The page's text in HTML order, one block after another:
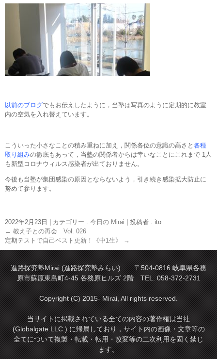
以前のブログでもお伝えしたように，当塾は写真のように定期的に教室
内の空気を入れ替えています。
こういった小さなことの積み重ねに加え，関係各位の意識の高さと 各種
取り組みの徹底もあって，当塾の関係者からは幸いなことにこれまで 1人
も新型コロナウィルス感染者が出ておりません。
今後も当塾が集団感染の原因とならないよう，引き続き感染拡大防止に
努めて参ります。
2022年2月23日 カテゴリー : 今日の Mirai
投稿者 : ito
← 教え子との再会 Vol. 026
定期テストで自己ベスト更新！《中1生》
→
進路探究塾Mirai (進路探究塾みらい) 〒504-0816 岐阜県各務
原市蘇原東島町4-45 各務原ヒルズ 2階 TEL. 058-372-2731
Copyright (C) 2015- Mirai, All rights reserved.
当サイトに掲載されている全ての内容の著作権は当社
(Globalgate LLC.) に帰属しており，サイト内の画像・文章等の
全てについて複製・転載・転用・改変等の二次利用を固く禁じ
ます。